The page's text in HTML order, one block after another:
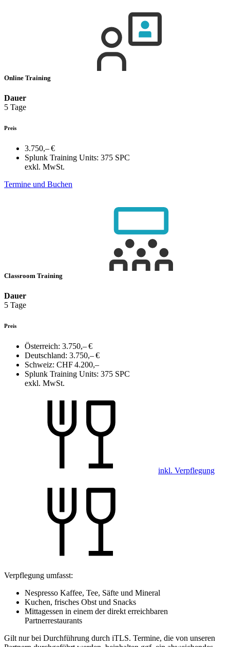
Online Training
Dauer
5 Tage
Preis
3.750,– €
Splunk Training Units: 375 SPC
exkl. MwSt.
Termine und Buchen
Classroom Training
Dauer
5 Tage
Preis
Österreich: 3.750,– €
Deutschland: 3.750,– €
Schweiz: CHF 4.200,–
Splunk Training Units: 375 SPC
exkl. MwSt.
inkl. Verpflegung
Verpflegung umfasst:
Nespresso Kaffee, Tee, Säfte und Mineral
Kuchen, frisches Obst und Snacks
Mittagessen in einem der direkt erreichbaren
Partnerrestaurants
Gilt nur bei Durchführung durch iTLS. Termine, die von unseren